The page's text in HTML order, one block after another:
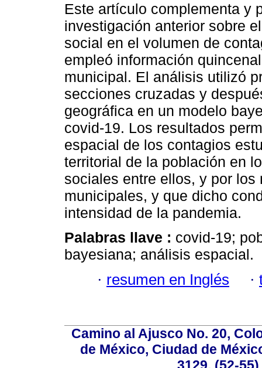
Este artículo complementa y
investigación anterior sobre
social en el volumen de
empleó información
municipal. El análisis utilizó
secciones cruzadas y
geográfica en un modelo
covid-19. Los resultados
espacial de los contagios
territorial de la población en
sociales entre ellos, y por
municipales, y que dicho
intensidad de la pandemia.
Palabras llave : covid-19;
bayesiana; análisis espacial.
· resumen en Inglés ·
Camino al Ajusco No. 20,
de México, Ciudad de